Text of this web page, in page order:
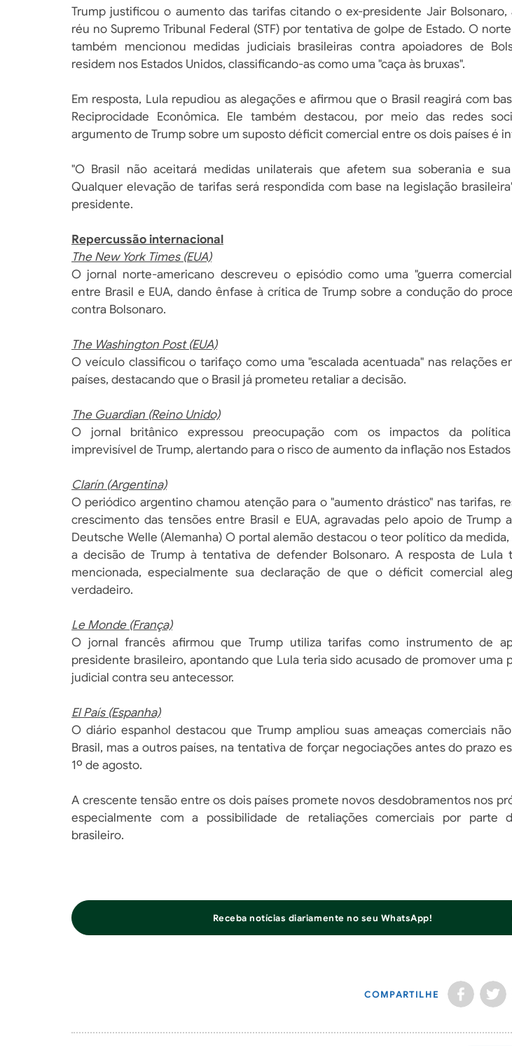
Trump justificou o aumento das tarifas citando o ex-presidente Jair Bolsonaro,
réu no Supremo Tribunal Federal (STF) por tentativa de golpe de Estado. O
também mencionou medidas judiciais brasileiras contra apoiadores de
residem nos Estados Unidos, classificando-as como uma "caça às bruxas".
Em resposta, Lula repudiou as alegações e afirmou que o Brasil reagirá com
Reciprocidade Econômica. Ele também destacou, por meio das redes
argumento de Trump sobre um suposto déficit comercial entre os dois países é
"O Brasil não aceitará medidas unilaterais que afetem sua soberania e
Qualquer elevação de tarifas será respondida com base na legislação
presidente.
Repercussão internacional
The New York Times (EUA)
O jornal norte-americano descreveu o episódio como uma "guerra
entre Brasil e EUA, dando ênfase à crítica de Trump sobre a condução do
contra Bolsonaro.
The Washington Post (EUA)
O veículo classificou o tarifaço como uma "escalada acentuada" nas relações
países, destacando que o Brasil já prometeu retaliar a decisão.
The Guardian (Reino Unido)
O jornal britânico expressou preocupação com os impactos da
imprevisível de Trump, alertando para o risco de aumento da inflação nos Estados
Clarín (Argentina)
O periódico argentino chamou atenção para o "aumento drástico" nas tarifas,
crescimento das tensões entre Brasil e EUA, agravadas pelo apoio de Trump
Deutsche Welle (Alemanha) O portal alemão destacou o teor político da
a decisão de Trump à tentativa de defender Bolsonaro. A resposta de Lula
mencionada, especialmente sua declaração de que o déficit comercial
verdadeiro.
Le Monde (França)
O jornal francês afirmou que Trump utiliza tarifas como instrumento de
presidente brasileiro, apontando que Lula teria sido acusado de promover uma
judicial contra seu antecessor.
El País (Espanha)
O diário espanhol destacou que Trump ampliou suas ameaças comerciais
Brasil, mas a outros países, na tentativa de forçar negociações antes do prazo
1º de agosto.
A crescente tensão entre os dois países promete novos desdobramentos nos
especialmente com a possibilidade de retaliações comerciais por parte
brasileiro.
Receba notícias diariamente no seu WhatsApp!
COMPARTILHE